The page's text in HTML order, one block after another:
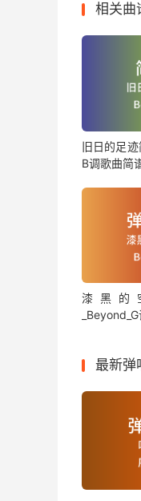
相关曲
旧日的足
B调歌曲简
漆黑的
最新弹